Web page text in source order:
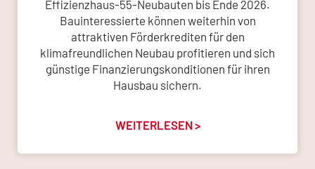
Effizienzhaus-55-Neubauten bis Ende 2026.
Bauinteressierte können weiterhin von
attraktiven Förderkrediten für den
klimafreundlichen Neubau profitieren und sich
günstige Finanzierungskonditionen für ihren
Hausbau sichern.
WEITERLESEN >